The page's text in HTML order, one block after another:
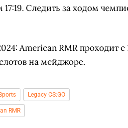
17:19. Следить за ходом
American RMR проходит с
на мейджоре.
Legacy CS:GO
RMR